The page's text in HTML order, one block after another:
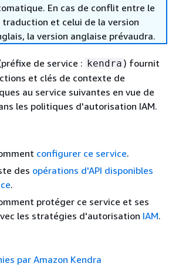
En cas de conflit entre le
et celui de la version
la version anglaise prévaudra.
de service : kendra ) fournit
et clés de contexte de
au service suivantes en vue de
les politiques d'autorisation IAM.
configurer ce service.
des opérations d'API disponibles
.
protéger ce service et ses
les stratégies d'autorisation IAM.
par Amazon Kendra